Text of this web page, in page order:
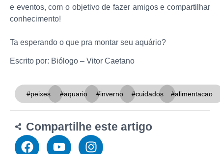
e eventos, com o objetivo de fazer amigos e compartilhar
conhecimento!
Ta esperando o que pra montar seu aquário?
Escrito por: Biólogo – Vitor Caetano
#peixes #aquario #inverno #cuidados #alimentacao
Compartilhe este artigo